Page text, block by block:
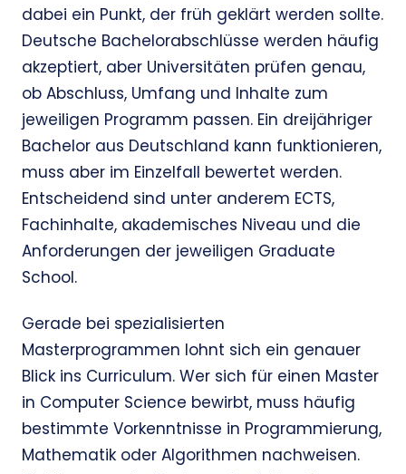
dabei ein Punkt, der früh geklärt werden sollte.
Deutsche Bachelorabschlüsse werden häufig
akzeptiert, aber Universitäten prüfen genau,
ob Abschluss, Umfang und Inhalte zum
jeweiligen Programm passen. Ein dreijähriger
Bachelor aus Deutschland kann funktionieren,
muss aber im Einzelfall bewertet werden.
Entscheidend sind unter anderem ECTS,
Fachinhalte, akademisches Niveau und die
Anforderungen der jeweiligen Graduate
School.
Gerade bei spezialisierten
Masterprogrammen lohnt sich ein genauer
Blick ins Curriculum. Wer sich für einen Master
in Computer Science bewirbt, muss häufig
bestimmte Vorkenntnisse in Programmierung,
Mathematik oder Algorithmen nachweisen.